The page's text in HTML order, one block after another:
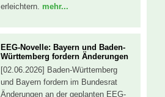
erleichtern. mehr...
EEG-Novelle: Bayern und Baden-
Württemberg fordern Änderungen
[02.06.2026] Baden-Württemberg
und Bayern fordern im Bundesrat
Änderungen an der geplanten EEG-